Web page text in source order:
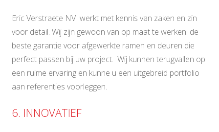
Eric Verstraete NV werkt met kennis van zaken en zin
voor detail. Wij zijn gewoon van op maat te werken: de
beste garantie voor afgewerkte ramen en deuren die
perfect passen bij uw project. Wij kunnen terugvallen op
een ruime ervaring en kunne u een uitgebreid portfolio
aan referenties voorleggen.
6. INNOVATIEF